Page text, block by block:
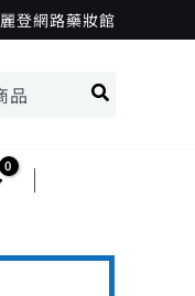
麗登網路藥妝館